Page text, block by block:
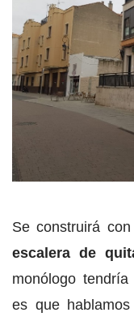
Se construirá
escalera de
monólogo
es que